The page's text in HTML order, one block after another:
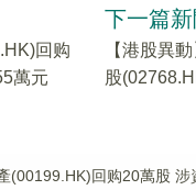
回购
萬元
下一篇新
【港股異
股
(00199.HK)回购20萬股 涉